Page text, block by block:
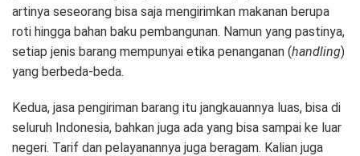
artinya seseorang bisa saja mengirimkan makanan berupa
roti hingga bahan baku pembangunan. Namun yang pastinya,
setiap jenis barang mempunyai etika penanganan (handling)
yang berbeda-beda.
Kedua, jasa pengiriman barang itu jangkauannya luas, bisa di
seluruh Indonesia, bahkan juga ada yang bisa sampai ke luar
negeri. Tarif dan pelayanannya juga beragam. Kalian juga